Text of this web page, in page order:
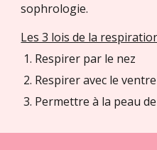
sophrologie.
Les 3 lois de la
Respirer par le nez
Respirer avec le ventre
Permettre à la peau